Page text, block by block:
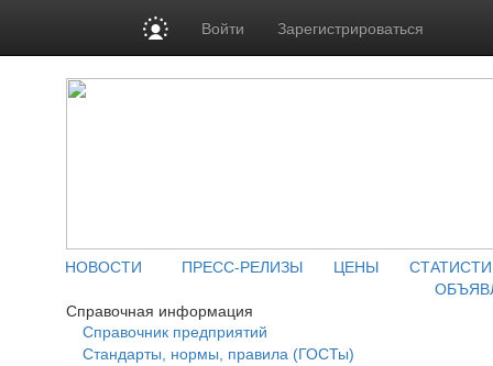
Войти Зарегистрироваться
НОВОСТИ ПРЕСС-РЕЛИЗЫ ЦЕНЫ
Справочная информация
Справочник предприятий
Стандарты, нормы, правила (ГОСТы)